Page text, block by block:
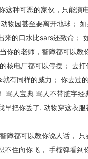
这种可恶的家伙，只能演
物园甚至要离开地球；
来的口水比sars还致命；
你的老师，智障都可以教
核电厂都可以停摆； 去打
有同样的威力； 你去过
骂人宝典 骂人不带脏字经
早把你丢了. 动物穿这衣服
障都可以教你说人话， 只
不住向你飞， 手榴弹看到